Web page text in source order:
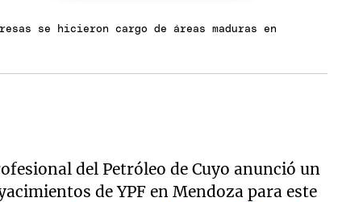
se hicieron cargo de áreas maduras en
del Petróleo de Cuyo anunció un
de YPF en Mendoza para este